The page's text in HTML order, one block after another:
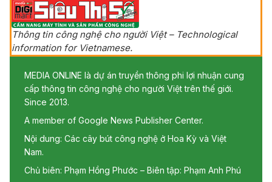
Thông tin công nghệ cho người Việt – Technological
information for Vietnamese.
MEDIA ONLINE là dự án truyền thông phi lợi nhuận cung
cấp thông tin công nghệ cho người Việt trên thế giới.
Since 2013.
A member of Google News Publisher Center.
Nội dung: Các cây bút công nghệ ở Hoa Kỳ và Việt
Nam.
Chủ biên: Phạm Hồng Phước – Biên tập: Phạm Anh Phú